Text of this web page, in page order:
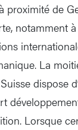
proximité de
notamment
La
dispose
Lorsque